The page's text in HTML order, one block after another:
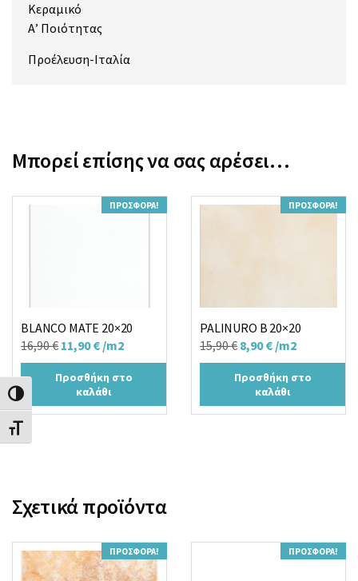
Εναλλαγή Υψηλής Αντίθεσης
Εναλλαγή Μεγέθους Γραμμάτων
Κεραμικό
Α’ Ποιότητας
Προέλευση-Ιταλία
Μπορεί επίσης να σας αρέσει…
ΠΡΟΣΦΟΡΆ!
BLANCO MATE 20×20
16,90€ Original
price
was:
16,90 €.
11,90€Η
τρέχουσα
τιμή
είναι:
/m2
Προσθήκη στο
καλάθι
ΠΡΟΣΦΟΡΆ!
PALINURO B 20×20
15,90€ Original
price
was:
15,90 €.
8,90€Η
τρέχουσα
τιμή
είναι:
/m2
Προσθήκη στο
καλάθι
Σχετικά προϊόντα
ΠΡΟΣΦΟΡΆ! ΠΡΟΣΦΟΡΆ!